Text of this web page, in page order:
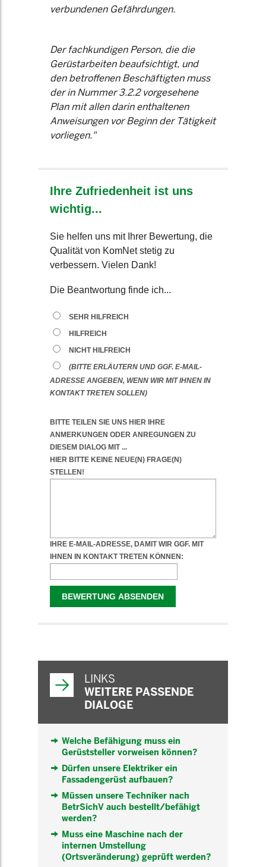
verbundenen Gefährdungen.
Der fachkundigen Person, die die
Gerüstarbeiten beaufsichtigt, und
den betroffenen Beschäftigten muss
der in Nummer 3.2.2 vorgesehene
Plan mit allen darin enthaltenen
Anweisungen vor Beginn der Tätigkeit
vorliegen."
LINKS
WEITERE PASSENDE
DIALOGE
Welche Befähigung muss ein
Gerüststeller vorweisen können?
Dürfen unsere Elektriker ein
Fassadengerüst aufbauen?
Müssen unsere Techniker nach
BetrSichV auch bestellt/befähigt
werden?
Muss eine Maschine nach der
internen Umstellung
(Ortsveränderung) geprüft werden?